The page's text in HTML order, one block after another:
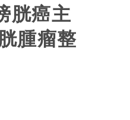
胱癌主
腫瘤整